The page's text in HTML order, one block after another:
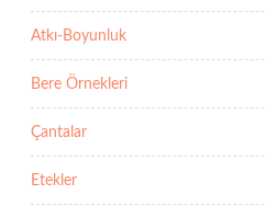
Atkı-Boyunluk
Bere Örnekleri
Çantalar
Etekler